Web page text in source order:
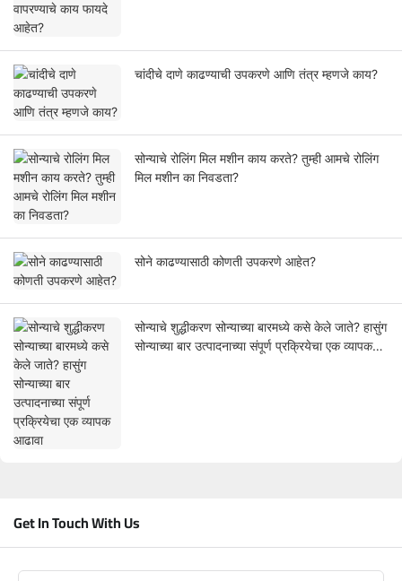
चांदीचे दाणे काढण्याची उपकरणे आणि तंत्र म्हणजे काय?
सोन्याचे रोलिंग मिल मशीन काय करते? तुम्ही आमचे रोलिंग
मिल मशीन का निवडता?
सोने काढण्यासाठी कोणती उपकरणे आहेत?
सोन्याचे शुद्धीकरण सोन्याच्या बारमध्ये कसे केले जाते? हासुंग
सोन्याच्या बार उत्पादनाच्या संपूर्ण प्रक्रियेचा एक व्यापक
Get In Touch With Us